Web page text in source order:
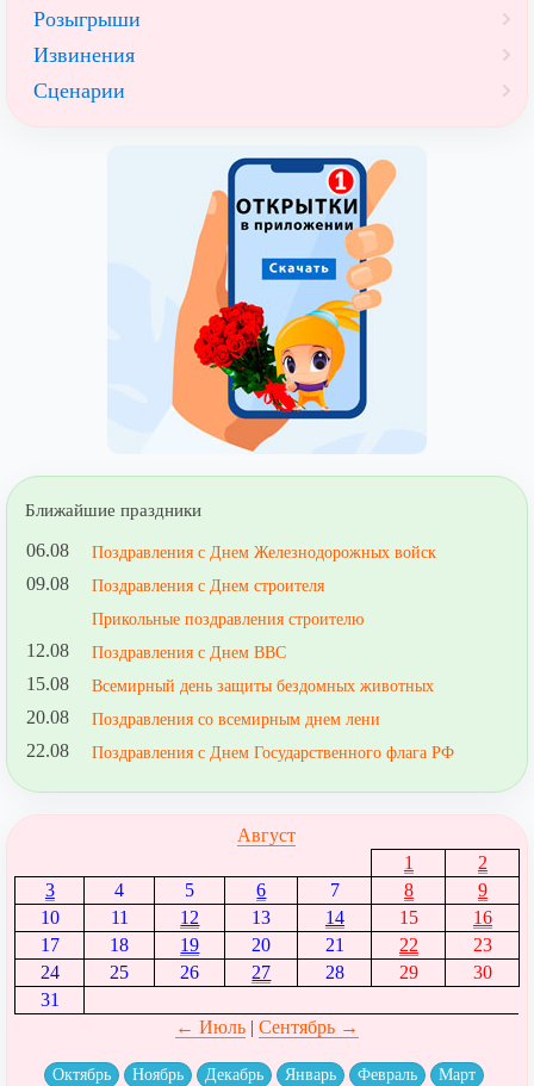
Розыгрыши
Извинения
Сценарии
Ближайшие праздники
06.08 Поздравления с Днем Железнодорожных войск
09.08
Поздравления с Днем строителя
Прикольные поздравления строителю
12.08 Поздравления с Днем ВВС
15.08 Всемирный день защиты бездомных животных
20.08 Поздравления со всемирным днем лени
22.08 Поздравления с Днем Государственного флага РФ
Август
1
2
3
4 5 6 7 8
9
10
11 12 13 14 15
16
17
18 19 20 21 22
23
24
25 26 27 28 29
30
31
← Июль| Сентябрь →
Октябрь Ноябрь Декабрь Январь Февраль Март